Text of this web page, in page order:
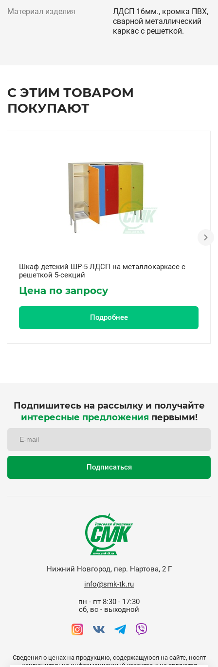
Материал изделия
ЛДСП 16мм., кромка ПВХ,
сварной металлический
каркас с решеткой.
С ЭТИМ ТОВАРОМ
ПОКУПАЮТ
Шкаф детский ШР-5 ЛДСП на металлокаркасе с
решеткой 5-секций
Цена по запросу
Подробнее
Подпишитесь на рассылку и получайте
интересные предложения первыми!
Нижний Новгород, пер. Нартова, 2 Г
info@smk-tk.ru
пн - пт 8:30 - 17:30
сб, вс - выходной
Сведения о ценах на продукцию, содержащуюся на сайте, носят
исключительно информационный характер и не являются